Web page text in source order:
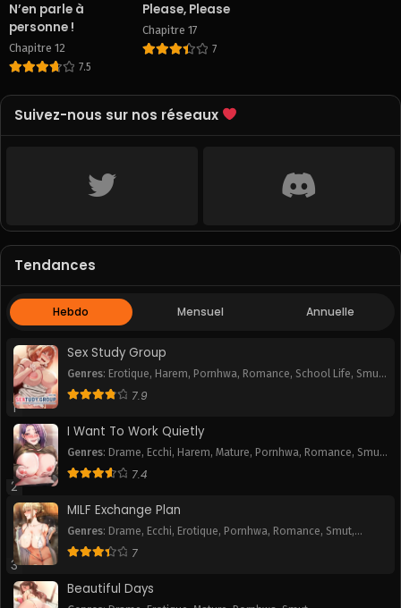
December 5, 2025
N’en parle à
personne !
Chapitre 12
7.5
Please, Please
Chapitre 17
7
Suivez-nous sur nos réseaux
Tendances
Hebdo Mensuel Annuelle
1
Sex Study Group
Genres: Erotique, Harem, Pornhwa, Romance, School Life, Smut,
Webtoon
7.9
2
I Want To Work Quietly
Genres: Drame, Ecchi, Harem, Mature, Pornhwa, Romance, Smut,
Webtoon
7.4
3
MILF Exchange Plan
Genres: Drame, Ecchi, Erotique, Pornhwa, Romance, Smut,
Webtoon
7
Beautiful Days